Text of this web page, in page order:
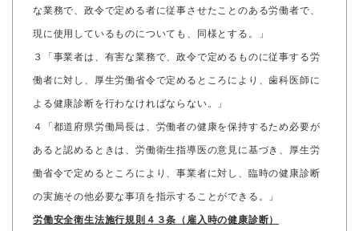
な業務で、政令で定める者に従事させたことのある労働者で、
現に使用しているものについても、同様とする。」
３「事業者は、有害な業務で、政令で定めるものに従事する労
働者に対し、厚生労働省令で定めるところにより、歯科医師に
よる健康診断を行わなければならない。」
４「都道府県労働局長は、労働者の健康を保持するため必要が
あると認めるときは、労働衛生指導医の意見に基づき、厚生労
働省令で定めるところにより、事業者に対し、臨時の健康診断
の実施その他必要な事項を指示することができる。」
労働安全衛生法施行規則４３条（雇入時の健康診断）